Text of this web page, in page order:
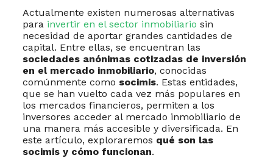
Actualmente existen numerosas alternativas
para invertir en el sector inmobiliario sin
necesidad de aportar grandes cantidades de
capital. Entre ellas, se encuentran las
sociedades anónimas cotizadas de inversión
en el mercado inmobiliario, conocidas
comúnmente como socimis. Estas entidades,
que se han vuelto cada vez más populares en
los mercados financieros, permiten a los
inversores acceder al mercado inmobiliario de
una manera más accesible y diversificada. En
este artículo, exploraremos qué son las
socimis y cómo funcionan.